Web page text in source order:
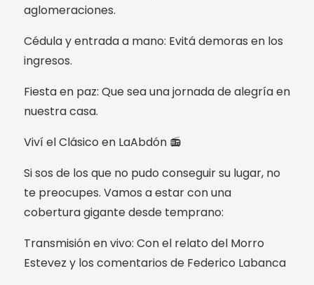
aglomeraciones.
Cédula y entrada a mano: Evitá demoras en los
ingresos.
Fiesta en paz: Que sea una jornada de alegría en
nuestra casa.
Viví el Clásico en LaAbdón 📻
Si sos de los que no pudo conseguir su lugar, no
te preocupes. Vamos a estar con una
cobertura gigante desde temprano:
Transmisión en vivo: Con el relato del Morro
Estevez y los comentarios de Federico Labanca